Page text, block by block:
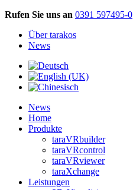
Rufen Sie uns an 0391 597495-0
Über tarakos
News
News
Home
Produkte
taraVRbuilder
taraVRcontrol
taraVRviewer
taraXchange
Leistungen